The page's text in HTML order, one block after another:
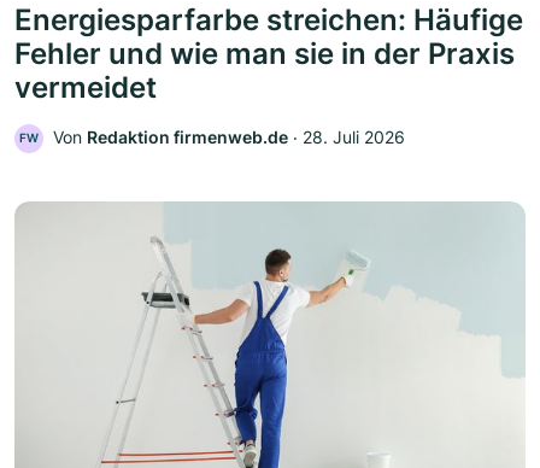
Energiesparfarbe streichen: Häufige
Fehler und wie man sie in der Praxis
vermeidet
FW Von Redaktion firmenweb.de ‧ 28. Juli 2026